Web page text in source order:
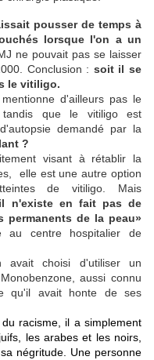
pousser de temps à
lorsque l'on a un
ne pouvait pas se laisser
Conclusion : soit il se
le vitiligo.
d'ailleurs pas le
que le vitiligo est
demandé par la
?
visant à rétablir la
elle est une autre option
de vitiligo. Mais
n'existe en fait pas de
permanents de la peau»
au centre hospitalier de
avait choisi d'utiliser un
aussi connu
qu'il avait honte de ses
racisme, il a simplement
les arabes et les noirs,
négritude. Une personne